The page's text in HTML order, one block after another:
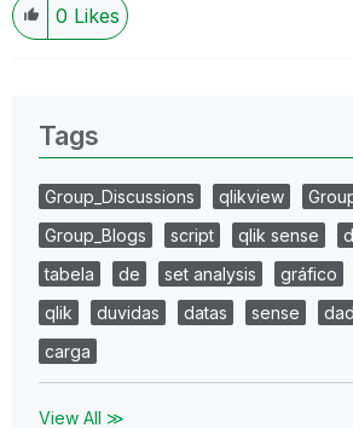
0 Likes
Tags
Group_Discussions qlikview
Group_Blogs
script qlik sense
tabela
de set analysis gráfico
qlik
duvidas datas sense
carga
View All ≫